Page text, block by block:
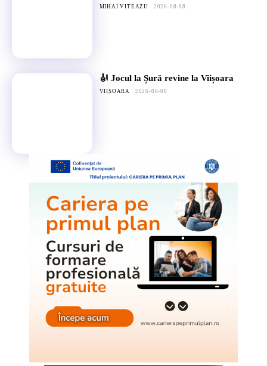
MIHAI VITEAZU 2026-08-08
🎻 Jocul la Șură revine la Viișoara
VIIȘOARA 2026-08-08